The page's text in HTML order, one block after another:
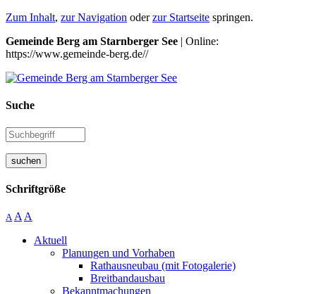
Zum Inhalt, zur Navigation oderzur Startseite springen.
Gemeinde Berg am Starnberger See | Online:
https://www.gemeinde-berg.de//
Suche
suchen
Schriftgröße
A A A
Aktuell
Planungen und Vorhaben
Rathausneubau (mit Fotogalerie)
Breitbandausbau
Bekanntmachungen